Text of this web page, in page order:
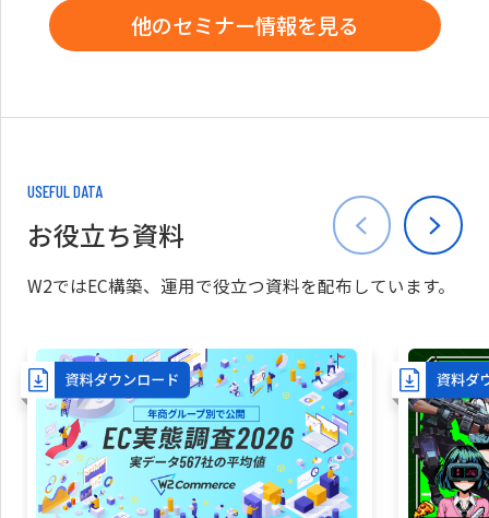
他のセミナー情報を見る
USEFUL DATA
お役立ち資料
W2ではEC構築、運用で役立つ資料を配布しています。